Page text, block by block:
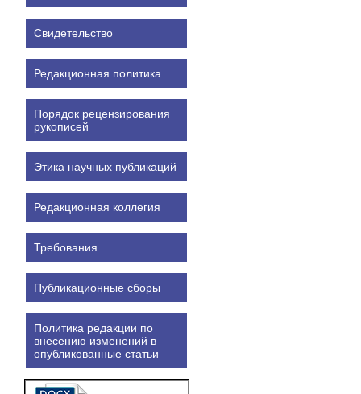
Свидетельство
Редакционная политика
Порядок рецензирования
рукописей
Этика научных публикаций
Редакционная коллегия
Требования
Публикационные сборы
Политика редакции по
внесению изменений в
опубликованные статьи